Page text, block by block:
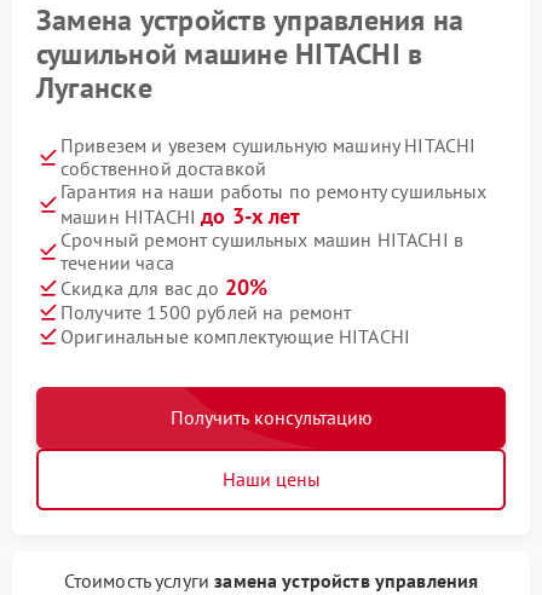
Замена устройств управления на
сушильной машине HITACHI в
Луганске
Привезем и увезем сушильную машину HITACHI
собственной доставкой
Гарантия на наши работы по ремонту сушильных
машин HITACHIдо 3-х лет
Срочный ремонт сушильных машин HITACHI в
течении часа
Скидка для вас до 20%
Получите 1500 рублей на ремонт
Оригинальные комплектующие HITACHI
Получить консультацию
Наши цены
Стоимость услугизамена устройств управления